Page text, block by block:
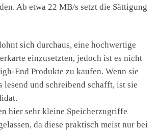
Ab etwa 22 MB/s setzt die Sättigung
sich durchaus, eine hochwertige
einzusetzten, jedoch ist es nicht
End Produkte zu kaufen. Wenn sie
lesend und schreibend schafft, ist sie
hier sehr kleine Speicherzugriffe
da diese praktisch meist nur bei